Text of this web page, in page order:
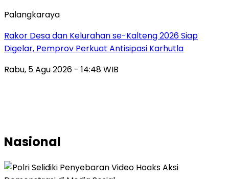
Palangkaraya
Rakor Desa dan Kelurahan se-Kalteng 2026 Siap
Digelar, Pemprov Perkuat Antisipasi Karhutla
Rabu, 5 Agu 2026 - 14:48 WIB
Nasional